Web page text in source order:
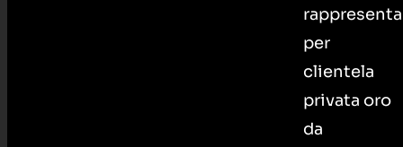
per
clientela
privata oro
da